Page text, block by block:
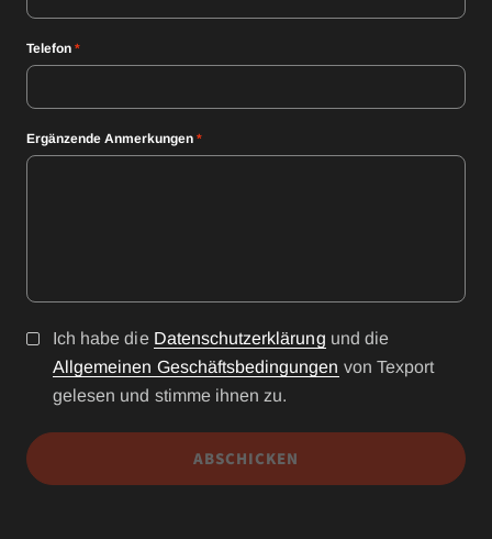
Telefon *
Ergänzende Anmerkungen *
Ich habe die Datenschutzerklärung und die
Allgemeinen Geschäftsbedingungen von Texport
gelesen und stimme ihnen zu.
ABSCHICKEN